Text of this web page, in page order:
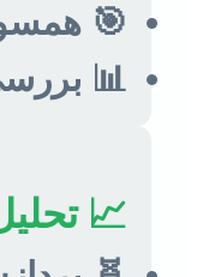
🎯
📊
📈